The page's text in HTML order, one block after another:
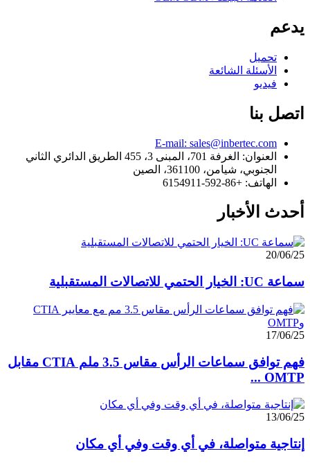
يدعم
تحميل
الأسئلة الشائعة
فيديو
اتصل بنا
E-mail: sales@inbertec.com
العنوان: الغرفة 701، المبنى 3، 455 الطريق الدائري الثاني
الجنوبي، شيامن، 361100، الصين
الهاتف: +86-592-6154911
أحدث الأخبار
20/06/25
سماعة UC: الخيار الحتمي للاتصالات المستقبلية
17/06/25
فهم توافق سماعات الرأس مقاس 3.5 ملم CTIA مقابل
OMTP ...
13/06/25
إنتاجية متواصلة، في أي وقت وفي أي مكان